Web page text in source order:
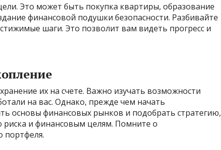
Это может быть покупка квартиры, образование
финансовой подушки безопасности. Разбивайте
шаги. Это позволит вам видеть прогресс и
их на счете. Важно изучать возможности
на вас. Однако, прежде чем начать
основы финансовых рынков и подобрать стратегию,
и финансовым целям. Помните о
портфеля.